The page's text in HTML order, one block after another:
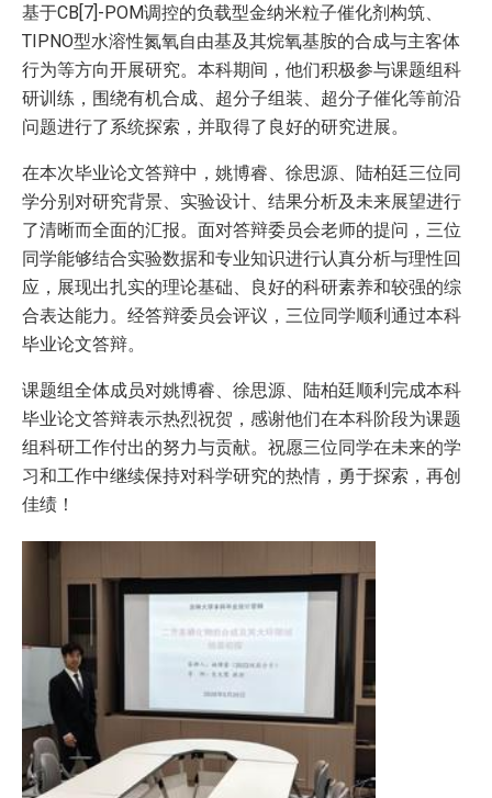
基于CB[7]-POM调控的负载型金纳米粒子催化剂构筑、
TIPNO型水溶性氮氧自由基及其烷氧基胺的合成与主客体
行为等方向开展研究。本科期间，他们积极参与课题组科
研训练，围绕有机合成、超分子组装、超分子催化等前沿
问题进行了系统探索，并取得了良好的研究进展。
在本次毕业论文答辩中，姚博睿、徐思源、陆柏廷三位同
学分别对研究背景、实验设计、结果分析及未来展望进行
了清晰而全面的汇报。面对答辩委员会老师的提问，三位
同学能够结合实验数据和专业知识进行认真分析与理性回
应，展现出扎实的理论基础、良好的科研素养和较强的综
合表达能力。经答辩委员会评议，三位同学顺利通过本科
毕业论文答辩。
课题组全体成员对姚博睿、徐思源、陆柏廷顺利完成本科
毕业论文答辩表示热烈祝贺，感谢他们在本科阶段为课题
组科研工作付出的努力与贡献。祝愿三位同学在未来的学
习和工作中继续保持对科学研究的热情，勇于探索，再创
佳绩！